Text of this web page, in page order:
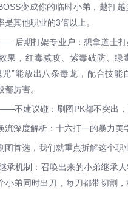
变成你的临时小弟，越打越
是其他职业的3倍以上。
后期打架专业户：想拿道士打
果，红毒减攻、紫毒破防、绿
咒”能放出八条毒龙，配合技能
厉害。
不建议碰：刷图PK都不突出，
流深度解析：十六打一的暴力美
图首选，我们就重点拆解这个职
承机制：召唤出来的小弟继承
小弟同时出刀，每刀都带切割